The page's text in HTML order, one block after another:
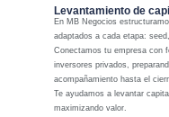
Levantamiento de
En MB Negocios
adaptados a cada etapa:
Conectamos tu empresa con
inversores privados,
acompañamiento hasta el
Te ayudamos a levantar
maximizando valor.